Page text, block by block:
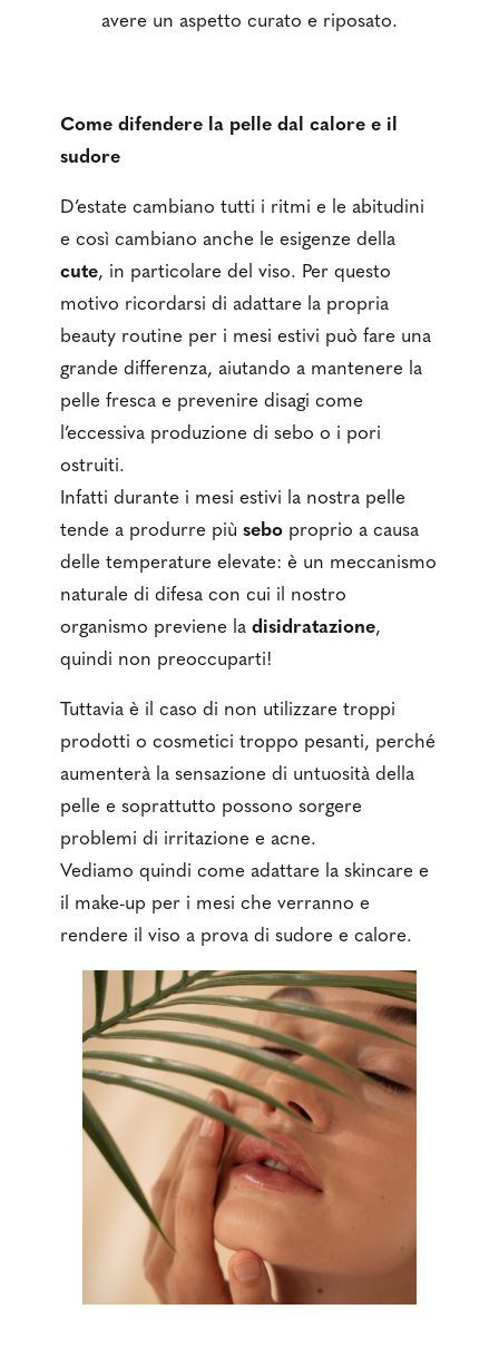
avere un aspetto curato e riposato.
Come difendere la pelle dal calore e il
sudore
D’estate cambiano tutti i ritmi e le abitudini
e così cambiano anche le esigenze della
cute, in particolare del viso. Per questo
motivo ricordarsi di adattare la propria
beauty routine per i mesi estivi può fare una
grande differenza, aiutando a mantenere la
pelle fresca e prevenire disagi come
l’eccessiva produzione di sebo o i pori
ostruiti.
Infatti durante i mesi estivi la nostra pelle
tende a produrre piùsebo proprio a causa
delle temperature elevate: è un meccanismo
naturale di difesa con cui il nostro
organismo previene ladisidratazione,
quindi non preoccuparti!
Tuttavia è il caso di non utilizzare troppi
prodotti o cosmetici troppo pesanti, perché
aumenterà la sensazione di untuosità della
pelle e soprattutto possono sorgere
problemi di irritazione e acne.
Vediamo quindi come adattare la skincare e
il make-up per i mesi che verranno e
rendere il viso a prova di sudore e calore.